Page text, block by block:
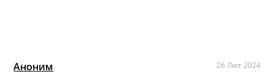
Аноним 26 Лют 2024